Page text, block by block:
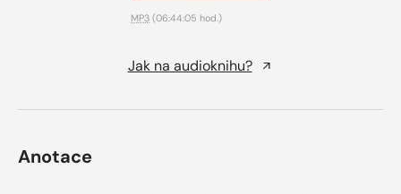
MP3 (06:44:05 hod.)
Jak na audioknihu?
Anotace